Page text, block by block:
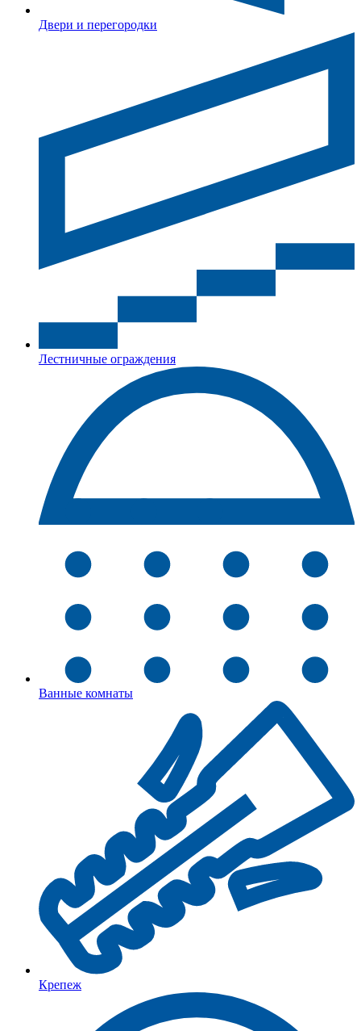
Двери и перегородки
Лестничные ограждения
Ванные комнаты
Крепеж